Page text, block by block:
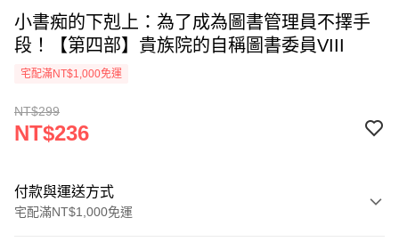
小書痴的下剋上：為了成為圖書管理員不擇手
段！【第四部】貴族院的自稱圖書委員VIII
宅配滿NT$1,000免運
NT$299
NT$236
付款與運送方式
宅配滿NT$1,000免運